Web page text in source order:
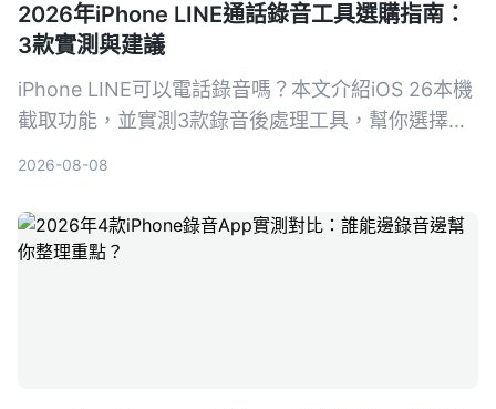
2026年iPhone LINE通話錄音工具選購指南：
3款實測與建議
iPhone LINE可以電話錄音嗎？本文介紹iOS 26本機
截取功能，並實測3款錄音後處理工具，幫你選擇最
2026-08-08